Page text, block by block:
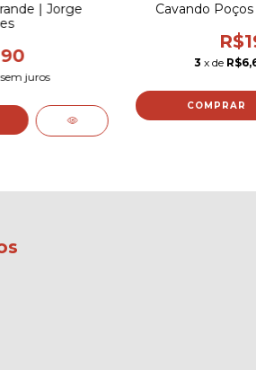
| Jorge
sem juros
Cavando
3 x de